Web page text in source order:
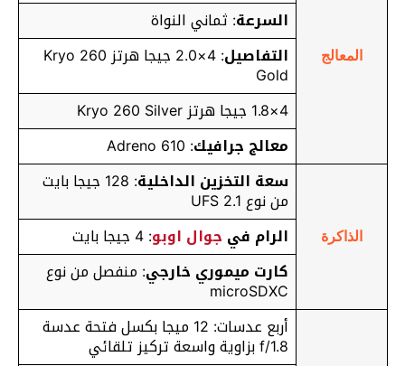
المعالج
السرعة: ثماني النواة
التفاصيل
: 4×2.0 جيجا هرتز Kryo 260
Gold
4×1.8 جيجا هرتز Kryo 260 Silver
معالج جرافيك: Adreno 610
الذاكرة
سعة التخزين الداخلية : 128 جيجا بايت
من نوع UFS 2.1
الرام في جوال اوبو: 4 جيجا بايت
كارت ميموري خارجي: منفصل من نوع
microSDXC
أربع عدسات: 12 ميجا بكسل فتحة عدسة
f/1.8 بزاوية واسعة تركيز تلقائي